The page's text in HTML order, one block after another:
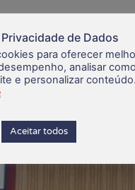
de Dados
para oferecer
analisar
e personalizar conteúdo.
Aceitar todos